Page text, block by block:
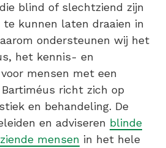
blind of slechtziend zijn
kunnen laten draaien in
ondersteunen wij het
het kennis- en
mensen met een
richt zich op
en behandeling. De
en adviseren blinde
mensen in het hele